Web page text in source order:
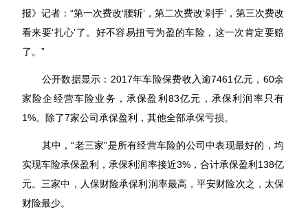
报》记者：“第一次费改‘腰斩’，第二次费改‘剁手’，第三次费改
看来要‘扎心’了。好不容易扭亏为盈的车险，这一次肯定要赔
了。”
公开数据显示：2017年车险保费收入逾7461亿元，60余
家险企经营车险业务，承保盈利83亿元，承保利润率只有
1%。除了7家公司承保盈利，其他全部承保亏损。
其中，“老三家”是所有经营车险的公司中表现最好的，均
实现车险承保盈利，承保利润率接近3%，合计承保盈利138亿
元。三家中，人保财险承保利润率最高，平安财险次之，太保
财险最少。